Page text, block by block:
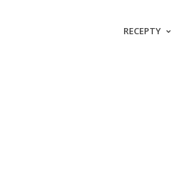
RECEPTY